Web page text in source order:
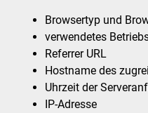
Browsertyp und
verwendetes
Referrer URL
Hostname des
Uhrzeit der
IP-Adresse